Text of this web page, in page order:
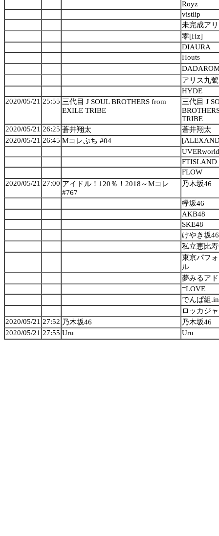
Royz
vistlip
未完成ア
零[Hz]
DIAURA
Houts
アリス九
HYDE
2020/05/21 25:55 三代目 J SOUL BROTHERS from
EXILE TRIBE
三代目 J
TRIBE
2020/05/21 26:25 蒼井翔太
蒼井翔太
2020/05/21 26:45 Mコレぷち #04
UVERworld
FTISLAND
FLOW
2020/05/21 27:00 アイドル！120％！2018～Mコレ
#767
乃木坂46
欅坂46
AKB48
SKE48
けやき坂46
私立恵比
東京パフ
ル
夢みるア
=LOVE
でんぱ組
ロッカジ
2020/05/21 27:52 乃木坂46
乃木坂46
2020/05/21 27:55 Uru Uru